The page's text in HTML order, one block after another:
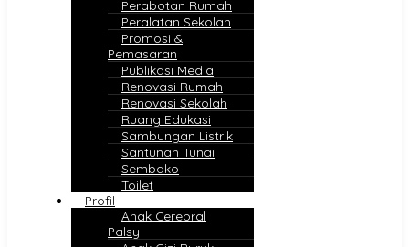
Perabotan Rumah
Peralatan Sekolah
Promosi &
Pemasaran
Publikasi Media
Renovasi Rumah
Renovasi Sekolah
Ruang Edukasi
Sambungan Listrik
Santunan Tunai
Sembako
Toilet
Profil
Anak Cerebral
Palsy